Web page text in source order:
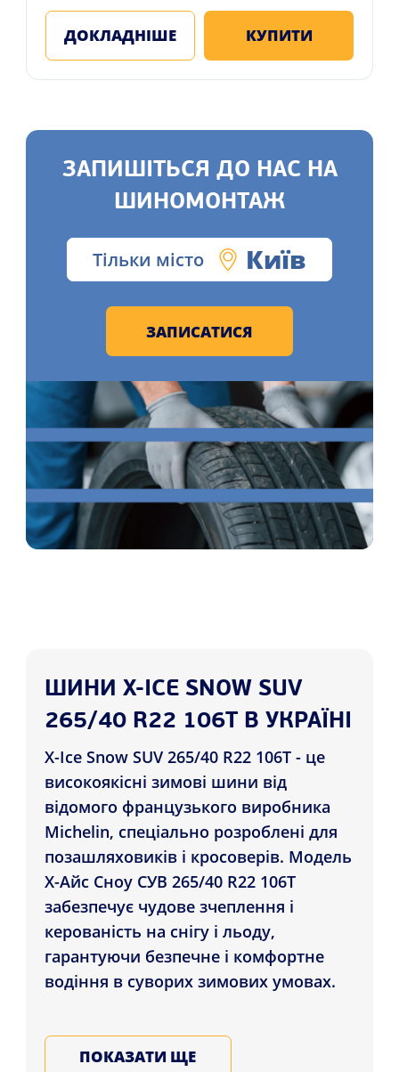
ДОКЛАДНІШЕ КУПИТИ
ЗАПИШІТЬСЯ ДО НАС НА
ШИНОМОНТАЖ
Тільки місто Київ
ЗАПИСАТИСЯ
ШИНИ X-ICE SNOW SUV
265/40 R22 106T В УКРАЇНІ
X-Ice Snow SUV 265/40 R22 106T - це
високоякісні зимові шини від
відомого французького виробника
Michelin, спеціально розроблені для
позашляховиків і кросоверів. Модель
Х-Айс Сноу СУВ 265/40 R22 106T
забезпечує чудове зчеплення і
керованість на снігу і льоду,
гарантуючи безпечне і комфортне
водіння в суворих зимових умовах.
виготовлені з використанням
ПОКАЗАТИ ЩЕ